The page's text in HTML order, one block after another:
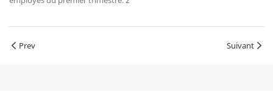
Prev Suivant